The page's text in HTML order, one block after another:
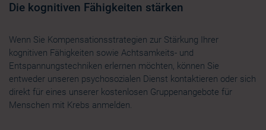
Die kognitiven Fähigkeiten stärken
Wenn Sie Kompensationsstrategien zur Stärkung Ihrer
kognitiven Fähigkeiten sowie Achtsamkeits- und
Entspannungstechniken erlernen möchten, können Sie
entweder unseren psychosozialen Dienst kontaktieren oder sich
direkt für eines unserer kostenlosen Gruppenangebote für
Menschen mit Krebs anmelden.